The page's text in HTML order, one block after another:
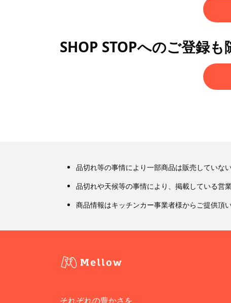
SHOP STOPへのご登録も
品切れ等の事情により一部商品は販売していな
品切れや天候等の事情により、掲載している営
商品情報はキッチンカー事業者様からご提供頂
それぞれの豊かさを、